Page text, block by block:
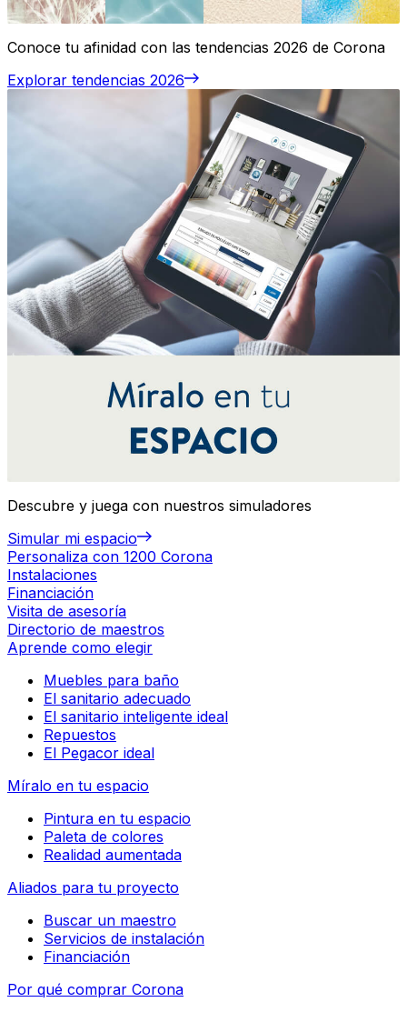
Conoce tu afinidad con las tendencias 2026 de Corona
Explorar tendencias 2026
Descubre y juega con nuestros simuladores
Simular mi espacio
Personaliza con 1200 Corona
Instalaciones
Financiación
Visita de asesoría
Directorio de maestros
Aprende como elegir
Muebles para baño
El sanitario adecuado
El sanitario inteligente ideal
Repuestos
El Pegacor ideal
Míralo en tu espacio
Pintura en tu espacio
Paleta de colores
Realidad aumentada
Aliados para tu proyecto
Buscar un maestro
Servicios de instalación
Financiación
Por qué comprar Corona